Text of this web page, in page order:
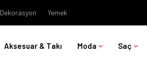
Dekorasyon Yemek
Aksesuar & Takı Moda Saç